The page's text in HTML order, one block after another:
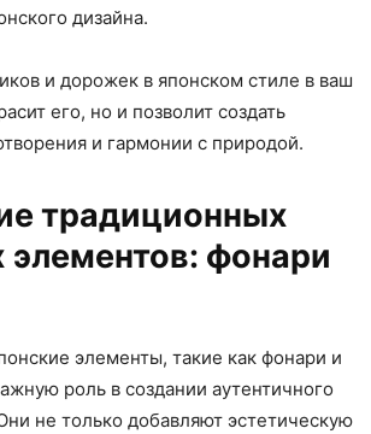
дизайна.
и дорожек в японском стиле в ваш
его, но и позволит создать
и гармонии с природой.
традиционных
элементов: фонари
элементы, такие как фонари и
роль в создании аутентичного
не только добавляют эстетическую